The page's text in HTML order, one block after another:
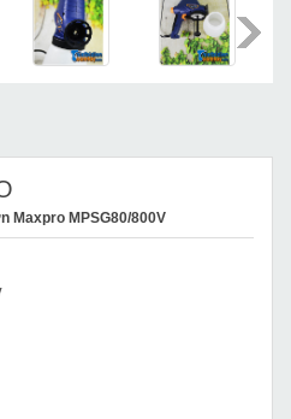
Maxpro MPSG80/800V